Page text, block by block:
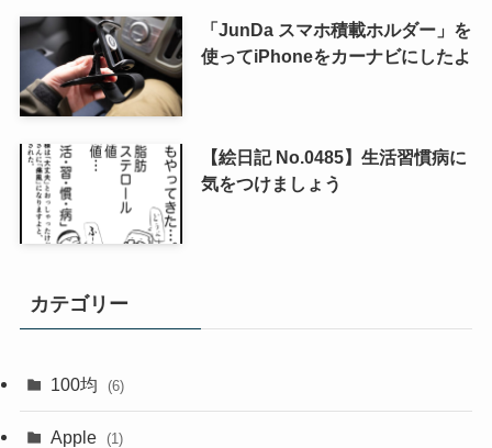
「JunDa スマホ積載ホルダー」を
使ってiPhoneをカーナビにしたよ
【絵日記 No.0485】生活習慣病に
気をつけましょう
カテゴリー
100均 (6)
Apple (1)